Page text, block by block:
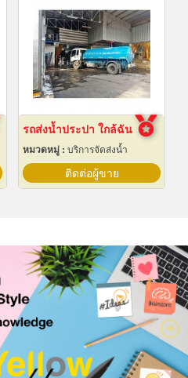
รถส่งน้ำประปา ใกล้ฉัน
หมวดหมู่ : บริการจัดส่งน้ำ
ติดต่อผู้ขาย